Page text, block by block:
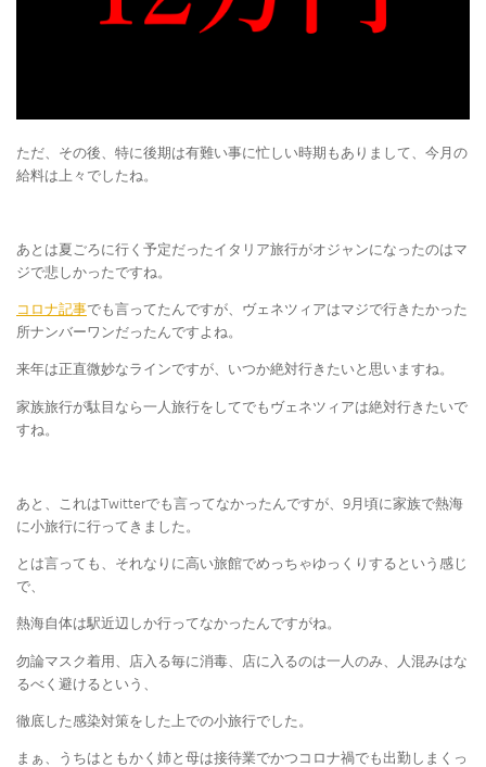
ただ、その後、特に後期は有難い事に忙しい時期もありまして、今月の
給料は上々でしたね。
あとは夏ごろに行く予定だったイタリア旅行がオジャンになったのはマ
ジで悲しかったですね。
コロナ記事でも言ってたんですが、ヴェネツィアはマジで行きたかった
所ナンバーワンだったんですよね。
来年は正直微妙なラインですが、いつか絶対行きたいと思いますね。
家族旅行が駄目なら一人旅行をしてでもヴェネツィアは絶対行きたいで
すね。
あと、これはTwitterでも言ってなかったんですが、9月頃に家族で熱海
に小旅行に行ってきました。
とは言っても、それなりに高い旅館でめっちゃゆっくりするという感じ
で、
熱海自体は駅近辺しか行ってなかったんですがね。
勿論マスク着用、店入る毎に消毒、店に入るのは一人のみ、人混みはな
るべく避けるという、
徹底した感染対策をした上での小旅行でした。
まぁ、うちはともかく姉と母は接待業でかつコロナ禍でも出勤しまくっ